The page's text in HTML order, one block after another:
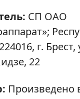
СП ОАО
г. Брест,
22
Произведено